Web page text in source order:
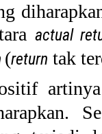
actual
(return tak